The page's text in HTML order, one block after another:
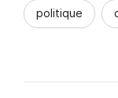
politique